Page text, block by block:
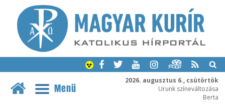
2026. augusztus 6., csütörtök
Urunk színeváltozása
Berta
Menü